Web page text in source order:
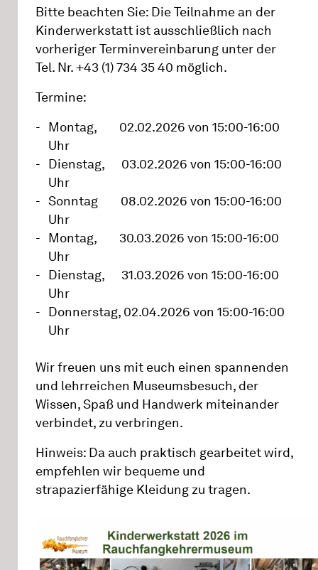
Bitte beachten Sie: Die Teilnahme an der
Kinderwerkstatt ist ausschließlich nach
vorheriger Terminvereinbarung unter der
Tel. Nr. +43 (1) 734 35 40 möglich.
Termine:
Montag, 02.02.2026 von 15:00-16:00
Uhr
Dienstag, 03.02.2026 von 15:00-16:00
Uhr
Sonntag 08.02.2026 von 15:00-16:00
Uhr
Montag, 30.03.2026 von 15:00-16:00
Uhr
Dienstag, 31.03.2026 von 15:00-16:00
Uhr
Donnerstag, 02.04.2026 von 15:00-16:00
Uhr
Wir freuen uns mit euch einen spannenden
und lehrreichen Museumsbesuch, der
Wissen, Spaß und Handwerk miteinander
verbindet, zu verbringen.
Hinweis: Da auch praktisch gearbeitet wird,
empfehlen wir bequeme und
strapazierfähige Kleidung zu tragen.